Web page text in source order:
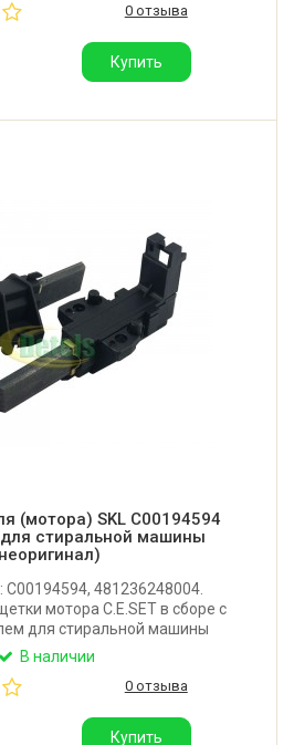
SKL (Китай).0 отзыва
Купить
(мотора) SKL C00194594
стиральной машины
C00194594, 481236248004.
мотора C.E.SET в сборе с
для стиральной машины
Indesit, Ariston, Zanussi,
Производитель: SKL (Китай)
В наличии
0 отзыва
Купить